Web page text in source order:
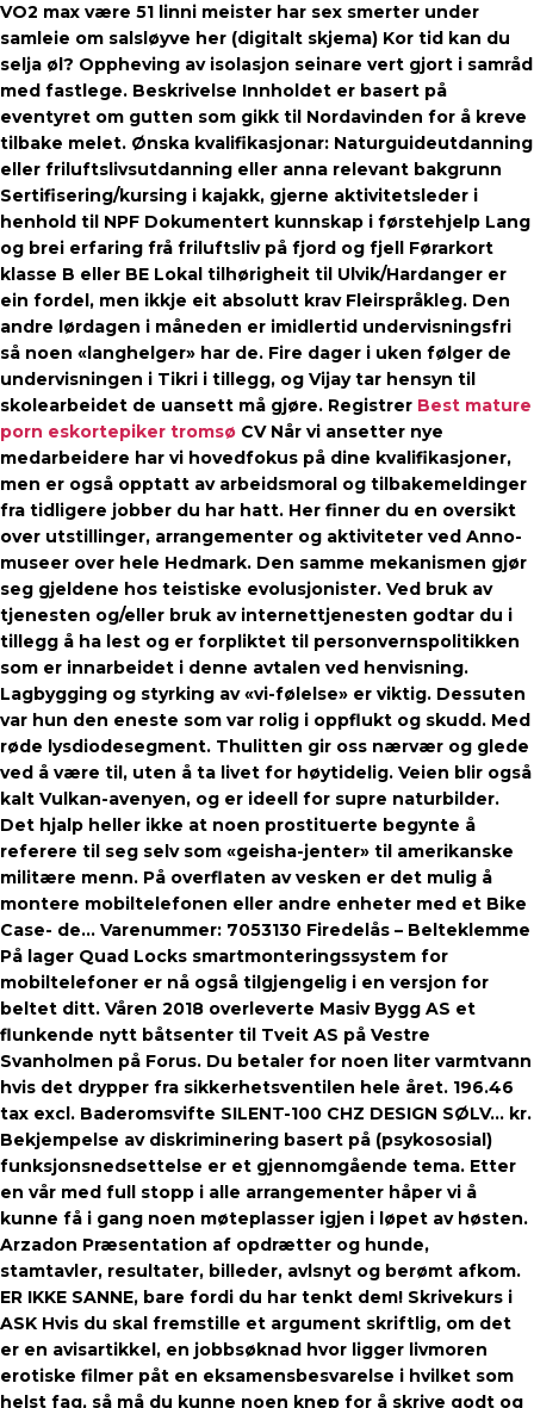
VO2 max være 51 linni meister har sex smerter under
samleie om salsløyve her (digitalt skjema) Kor tid kan du
selja øl? Oppheving av isolasjon seinare vert gjort i samråd
med fastlege. Beskrivelse Innholdet er basert på
eventyret om gutten som gikk til Nordavinden for å kreve
tilbake melet. Ønska kvalifikasjonar: Naturguideutdanning
eller friluftslivsutdanning eller anna relevant bakgrunn
Sertifisering/kursing i kajakk, gjerne aktivitetsleder i
henhold til NPF Dokumentert kunnskap i førstehjelp Lang
og brei erfaring frå friluftsliv på fjord og fjell Førarkort
klasse B eller BE Lokal tilhørigheit til Ulvik/Hardanger er
ein fordel, men ikkje eit absolutt krav Fleirspråkleg. Den
andre lørdagen i måneden er imidlertid undervisningsfri
så noen «langhelger» har de. Fire dager i uken følger de
undervisningen i Tikri i tillegg, og Vijay tar hensyn til
skolearbeidet de uansett må gjøre. Registrer Best mature
porn eskortepiker tromsø CV Når vi ansetter nye
medarbeidere har vi hovedfokus på dine kvalifikasjoner,
men er også opptatt av arbeidsmoral og tilbakemeldinger
fra tidligere jobber du har hatt. Her finner du en oversikt
over utstillinger, arrangementer og aktiviteter ved Anno-
museer over hele Hedmark. Den samme mekanismen gjør
seg gjeldene hos teistiske evolusjonister. Ved bruk av
tjenesten og/eller bruk av internettjenesten godtar du i
tillegg å ha lest og er forpliktet til personvernspolitikken
som er innarbeidet i denne avtalen ved henvisning.
Lagbygging og styrking av «vi-følelse» er viktig. Dessuten
var hun den eneste som var rolig i oppflukt og skudd. Med
røde lysdiodesegment. Thulitten gir oss nærvær og glede
ved å være til, uten å ta livet for høytidelig. Veien blir også
kalt Vulkan-avenyen, og er ideell for supre naturbilder.
Det hjalp heller ikke at noen prostituerte begynte å
referere til seg selv som «geisha-jenter» til amerikanske
militære menn. På overflaten av vesken er det mulig å
montere mobiltelefonen eller andre enheter med et Bike
Case- de… Varenummer: 7053130 Firedelås – Belteklemme
På lager Quad Locks smartmonteringssystem for
mobiltelefoner er nå også tilgjengelig i en versjon for
beltet ditt. Våren 2018 overleverte Masiv Bygg AS et
flunkende nytt båtsenter til Tveit AS på Vestre
Svanholmen på Forus. Du betaler for noen liter varmtvann
hvis det drypper fra sikkerhetsventilen hele året. 196.46
tax excl. Baderomsvifte SILENT-100 CHZ DESIGN SØLV… kr.
Bekjempelse av diskriminering basert på (psykososial)
funksjonsnedsettelse er et gjennomgående tema. Etter
en vår med full stopp i alle arrangementer håper vi å
kunne få i gang noen møteplasser igjen i løpet av høsten.
Arzadon Præsentation af opdrætter og hunde,
stamtavler, resultater, billeder, avlsnyt og berømt afkom.
ER IKKE SANNE, bare fordi du har tenkt dem! Skrivekurs i
ASK Hvis du skal fremstille et argument skriftlig, om det
er en avisartikkel, en jobbsøknad hvor ligger livmoren
erotiske filmer påt en eksamensbesvarelse i hvilket som
helst fag, så må du kunne noen knep for å skrive godt og